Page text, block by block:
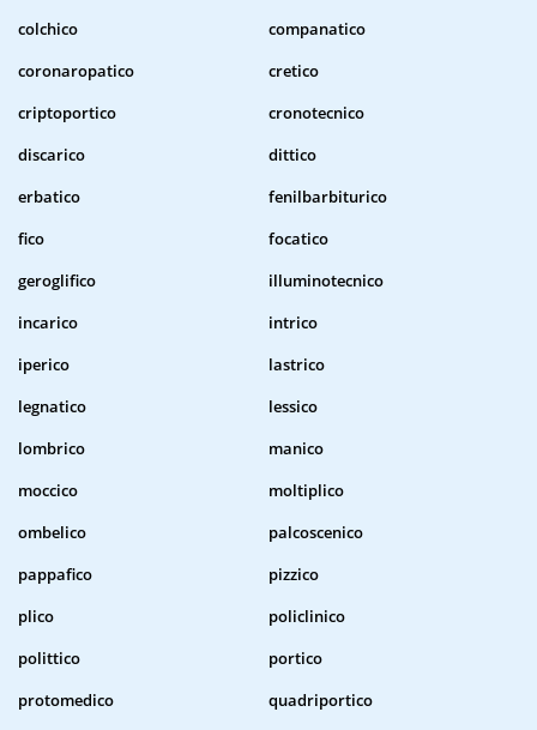
colchico
companatico
coronaropatico
cretico
criptoportico
cronotecnico
discarico
dittico
erbatico
fenilbarbiturico
fico
focatico
geroglifico
illuminotecnico
incarico
intrico
iperico
lastrico
legnatico
lessico
lombrico
manico
moccico
moltiplico
ombelico
palcoscenico
pappafico
pizzico
plico
policlinico
polittico
portico
protomedico
quadriportico